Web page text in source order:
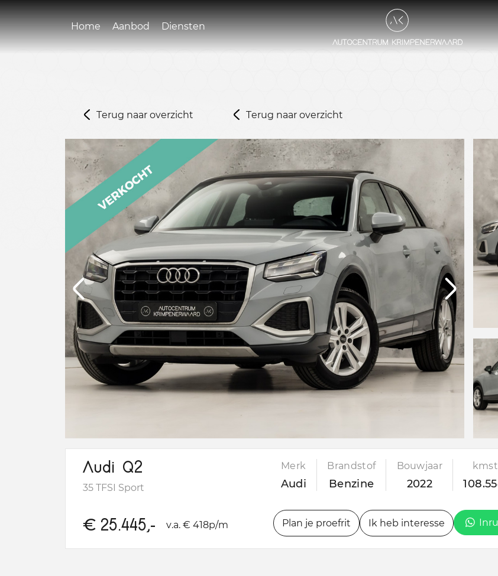
Home Aanbod Diensten
Terug naar overzicht Terug naar overzicht
Audi Q2
35 TFSI Sport
€ 25.445,- v.a. € 418p/m
Merk
Audi
Brandstof
Benzine
Bouwjaar
2022
Plan je proefrit Ik heb interesse